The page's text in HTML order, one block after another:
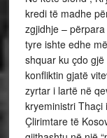
kredi të madhe
zgjidhje –
tyre ishte edhe
shquar ku çdo
konfliktin gjatë
zyrtar i lartë në
kryeministri Thaçi
Çlirimtare të